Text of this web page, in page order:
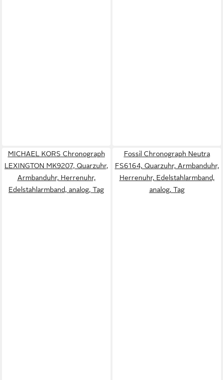
MICHAEL KORS Chronograph
LEXINGTON MK9207, Quarzuhr,
Armbanduhr, Herrenuhr,
Edelstahlarmband, analog, Tag
Fossil Chronograph Neutra
FS6164, Quarzuhr, Armbanduhr,
Herrenuhr, Edelstahlarmband,
analog, Tag